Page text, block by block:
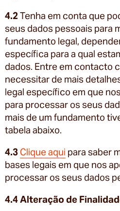
4.2 Tenha em conta que
seus dados pessoais para
fundamento legal,
específica para a qual
dados. Entre em contacto
necessitar de mais
legal específico em que
para processar os seus
mais de um fundamento
tabela abaixo.
4.3 Clique aqui para saber
bases legais em que nos
processar os seus dados
4.4 Alteração de